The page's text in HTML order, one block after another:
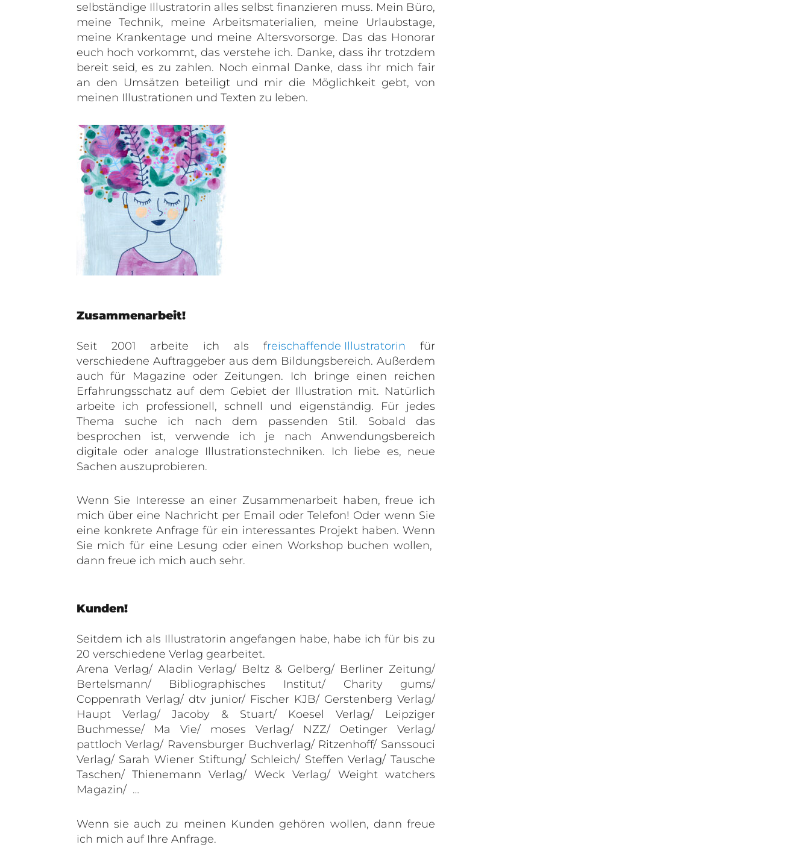
selbständige Illustratorin alles selbst finanzieren muss. Mein Büro,
meine Technik, meine Arbeitsmaterialien, meine Urlaubstage,
meine Krankentage und meine Altersvorsorge. Das das Honorar
euch hoch vorkommt, das verstehe ich. Danke, dass ihr trotzdem
bereit seid, es zu zahlen. Noch einmal Danke, dass ihr mich fair
an den Umsätzen beteiligt und mir die Möglichkeit gebt, von
meinen Illustrationen und Texten zu leben.
Zusammenarbeit!
Seit 2001 arbeite ich als freischaffende Illustratorin für
verschiedene Auftraggeber aus dem Bildungsbereich. Außerdem
auch für Magazine oder Zeitungen. Ich bringe einen reichen
Erfahrungsschatz auf dem Gebiet der Illustration mit. Natürlich
arbeite ich professionell, schnell und eigenständig. Für jedes
Thema suche ich nach dem passenden Stil. Sobald das
besprochen ist, verwende ich je nach Anwendungsbereich
digitale oder analoge Illustrationstechniken. Ich liebe es, neue
Sachen auszuprobieren.
Wenn Sie Interesse an einer Zusammenarbeit haben, freue ich
mich über eine Nachricht per Email oder Telefon! Oder wenn Sie
eine konkrete Anfrage für ein interessantes Projekt haben. Wenn
Sie mich für eine Lesung oder einen Workshop buchen wollen,
dann freue ich mich auch sehr.
Kunden!
Seitdem ich als Illustratorin angefangen habe, habe ich für bis zu
20 verschiedene Verlag gearbeitet.
Arena Verlag/ Aladin Verlag/ Beltz & Gelberg/ Berliner Zeitung/
Bertelsmann/ Bibliographisches Institut/ Charity gums/
Coppenrath Verlag/ dtv junior/ Fischer KJB/ Gerstenberg Verlag/
Haupt Verlag/ Jacoby & Stuart/ Koesel Verlag/ Leipziger
Buchmesse/ Ma Vie/ moses Verlag/ NZZ/ Oetinger Verlag/
pattloch Verlag/ Ravensburger Buchverlag/ Ritzenhoff/ Sanssouci
Verlag/ Sarah Wiener Stiftung/ Schleich/ Steffen Verlag/ Tausche
Taschen/ Thienemann Verlag/ Weck Verlag/ Weight watchers
Magazin/ …
Wenn sie auch zu meinen Kunden gehören wollen, dann freue
ich mich auf Ihre Anfrage.